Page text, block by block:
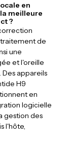
en
meilleure
?
de
une
et l'oreille
appareils
H9
en
logicielle
gestion des
l'hôte,